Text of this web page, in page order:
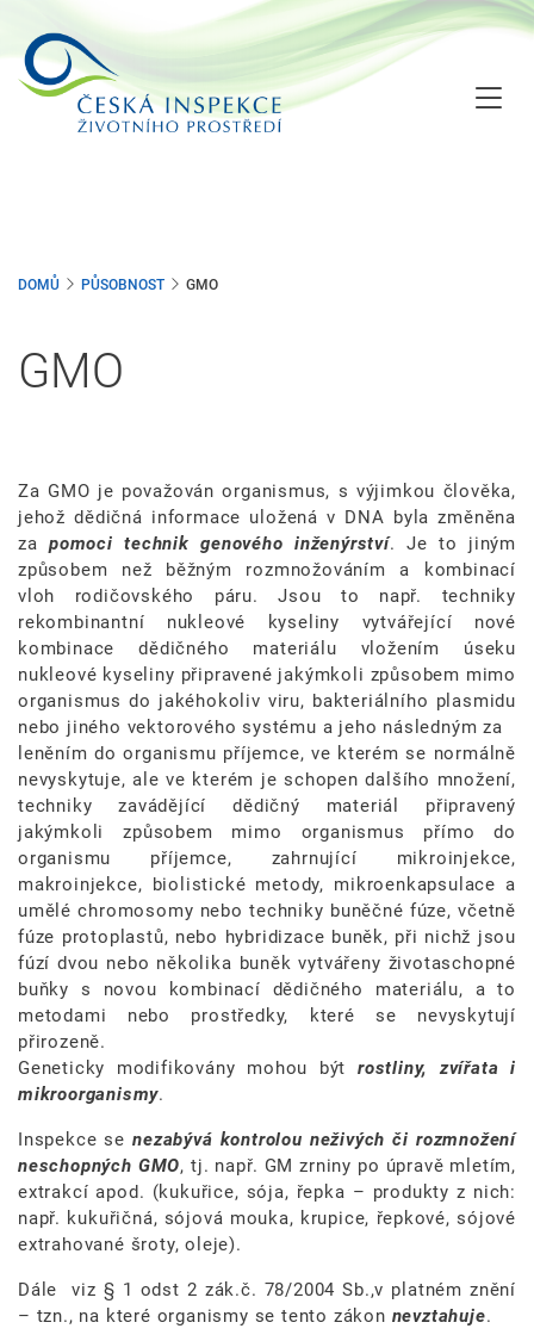
hlavnímu
obsahu
DOMŮ PŮSOBNOST GMO
GMO
Za GMO je považován organismus, s výjimkou člověka,
jehož dědičná informace uložená v DNA byla změněna
za pomoci technik genového inženýrství. Je to jiným
způsobem než běžným rozmnožováním a kombinací
vloh rodičovského páru. Jsou to např. techniky
rekombinantní nukleové kyseliny vytvářející nové
kombinace dědičného materiálu vložením úseku
nukleové kyseliny připravené jakýmkoli způsobem mimo
organismus do jakéhokoliv viru, bakteriálního plasmidu
nebo jiného vektorového systému a jeho následným za
leněním do organismu příjemce, ve kterém se normálně
nevyskytuje, ale ve kterém je schopen dalšího množení,
techniky zavádějící dědičný materiál připravený
jakýmkoli způsobem mimo organismus přímo do
organismu příjemce, zahrnující mikroinjekce,
makroinjekce, biolistické metody, mikroenkapsulace a
umělé chromosomy nebo techniky buněčné fúze, včetně
fúze protoplastů, nebo hybridizace buněk, při nichž jsou
fúzí dvou nebo několika buněk vytvářeny životaschopné
buňky s novou kombinací dědičného materiálu, a to
metodami nebo prostředky, které se nevyskytují
přirozeně.
Geneticky modifikovány mohou být rostliny, zvířata i
mikroorganismy.
Inspekce senezabývá kontrolou neživých či rozmnožení
neschopných GMO, tj. např. GM zrniny po úpravě mletím,
extrakcí apod. (kukuřice, sója, řepka – produkty z nich:
např. kukuřičná, sójová mouka, krupice, řepkové, sójové
extrahované šroty, oleje).
Dále viz § 1 odst 2 zák.č. 78/2004 Sb.,v platném znění
– tzn., na které organismy se tento zákon nevztahuje.